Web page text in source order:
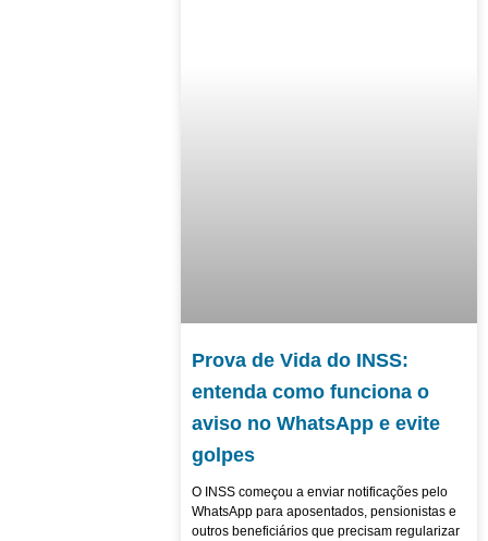
Prova de Vida do INSS:
entenda como funciona o
aviso no WhatsApp e evite
golpes
O INSS começou a enviar notificações pelo
WhatsApp para aposentados, pensionistas e
outros beneficiários que precisam regularizar